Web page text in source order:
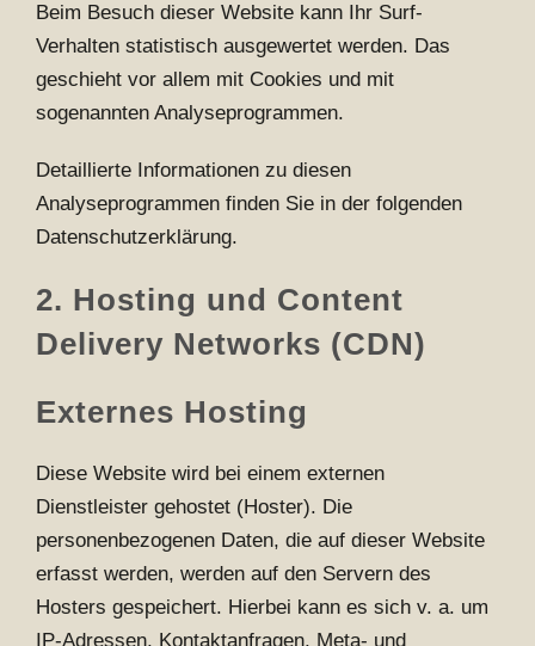
Beim Besuch dieser Website kann Ihr Surf-
Verhalten statistisch ausgewertet werden. Das
geschieht vor allem mit Cookies und mit
sogenannten Analyseprogrammen.
Detaillierte Informationen zu diesen
Analyseprogrammen finden Sie in der folgenden
Datenschutzerklärung.
2. Hosting und Content
Delivery Networks (CDN)
Externes Hosting
Diese Website wird bei einem externen
Dienstleister gehostet (Hoster). Die
personenbezogenen Daten, die auf dieser Website
erfasst werden, werden auf den Servern des
Hosters gespeichert. Hierbei kann es sich v. a. um
IP-Adressen, Kontaktanfragen, Meta- und